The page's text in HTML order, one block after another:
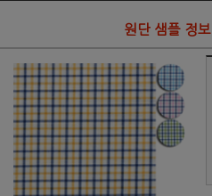
원단 샘플 정보